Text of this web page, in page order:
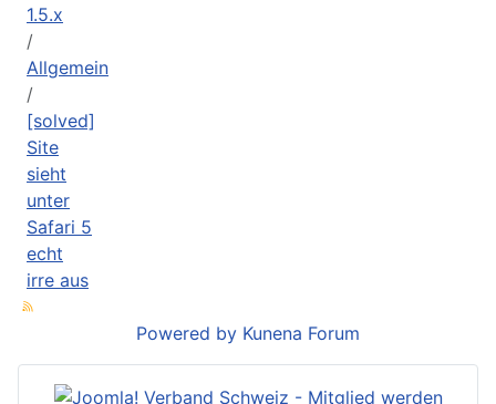
1.5.x
Allgemein
[solved]
Site
sieht
unter
Safari 5
echt
irre aus
Powered by Kunena Forum